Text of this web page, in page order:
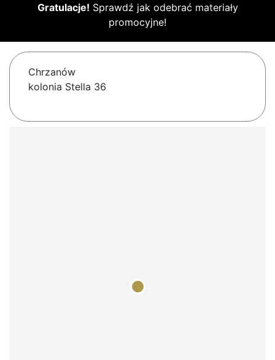
Gratulacje! Sprawdź jak odebrać materiały
promocyjne!
Chrzanów
kolonia Stella 36